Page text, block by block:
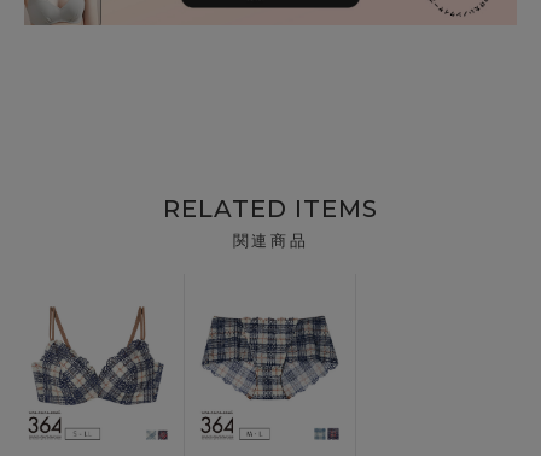
RELATED ITEMS
関連商品